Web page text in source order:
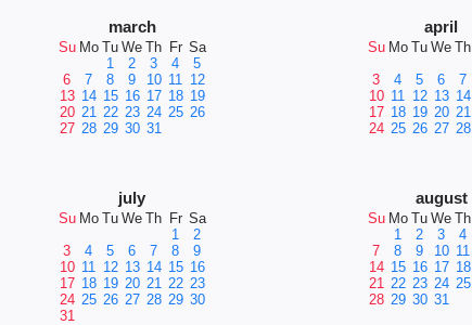
march
Su Mo Tu We Th Fr Sa
1
2 3 4
5
6
7 8 9 10 11 12
13 14 15 16 17 18 19
20 21 22 23 24 25 26
27 28 29 30 31
april
Su Mo Tu We Th
3
4 5 6 7
10 11 12 13 14
17 18 19 20 21
24 25 26 27 28
july
Su Mo Tu We Th Fr Sa
1
2
3
4 5 6 7 8
9
10 11 12 13 14 15 16
17 18 19 20 21 22 23
24 25 26 27 28 29 30
31
august
Su Mo Tu We Th
1
2 3 4
7
8 9 10 11
14 15 16 17 18
21 22 23 24 25
28 29 30 31